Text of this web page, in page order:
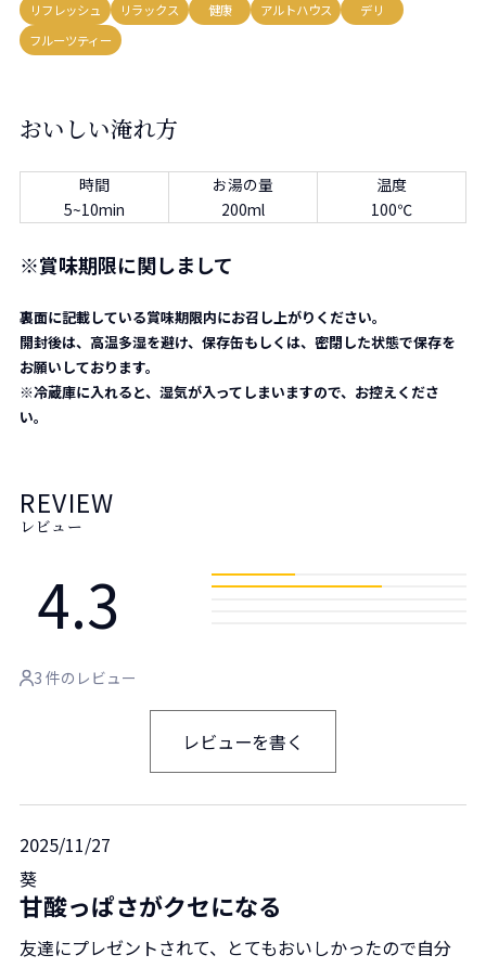
リフレッシュ リラックス 健康 アルトハウス
デリ
フルーツティー
おいしい淹れ方
時間
5~10min
お湯の量
200ml
温度
100℃
※賞味期限に関しまして
裏面に記載している賞味期限内にお召し上がりください。
開封後は、高温多湿を避け、保存缶もしくは、密閉した状態で保存を
お願いしております。
※冷蔵庫に入れると、湿気が入ってしまいますので、お控えくださ
い。
REVIEW
レビュー
4.3
3 件のレビュー
レビューを書く
2025/11/27
葵
甘酸っぱさがクセになる
友達にプレゼントされて、とてもおいしかったので自分